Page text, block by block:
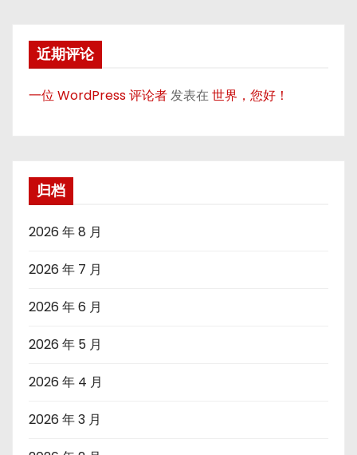
近期评论
一位 WordPress 评论者发表在世界，您好！
归档
2026 年 8 月
2026 年 7 月
2026 年 6 月
2026 年 5 月
2026 年 4 月
2026 年 3 月